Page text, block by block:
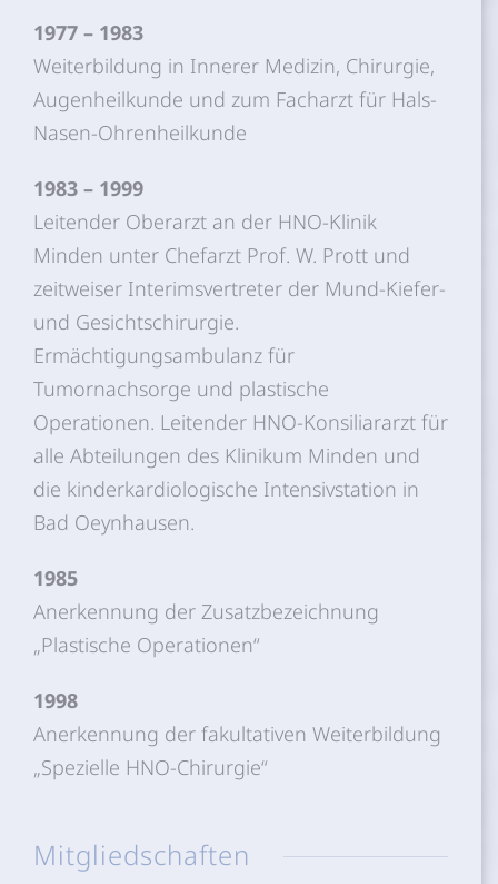
1977 – 1983
Weiterbildung in Innerer Medizin, Chirurgie,
Augenheilkunde und zum Facharzt für Hals-
Nasen-Ohrenheilkunde
1983 – 1999
Leitender Oberarzt an der HNO-Klinik
Minden unter Chefarzt Prof. W. Prott und
zeitweiser Interimsvertreter der Mund-Kiefer-
und Gesichtschirurgie.
Ermächtigungsambulanz für
Tumornachsorge und plastische
Operationen. Leitender HNO-Konsiliararzt für
alle Abteilungen des Klinikum Minden und
die kinderkardiologische Intensivstation in
Bad Oeynhausen.
1985
Anerkennung der Zusatzbezeichnung
„Plastische Operationen“
1998
Anerkennung der fakultativen Weiterbildung
„Spezielle HNO-Chirurgie“
Mitgliedschaften